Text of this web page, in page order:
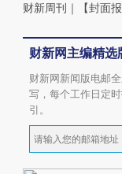
财新周刊 ｜ 【封面
财新网主编精选
财新网新闻版电邮
写，每个工作日定
引。